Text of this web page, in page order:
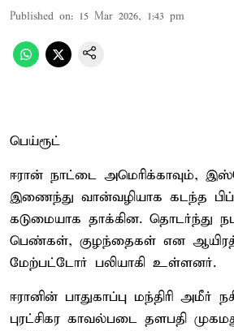
Published on: 15 Mar 2026, 1:43 pm
பெய்ரூட்
ஈரான் நாட்டை அமெரிக்காவும்,
இணைந்து வான்வழியாக கடந்த
கடுமையாக தாக்கின. தொடர்ந்து
பெண்கள், குழந்தைகள் என
மேற்பட்டோர் பலியாகி உள்ளனர்.
ஈரானின் பாதுகாப்பு மந்திரி அமீர்
புரட்சிகர காவல்படை தளபதி